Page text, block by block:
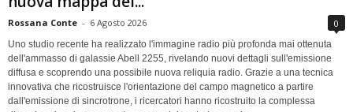
Rossana Conte - 6 Agosto 2026 0
Uno studio recente ha realizzato l'immagine radio più profonda mai ottenuta
dell'ammasso di galassie Abell 2255, rivelando nuovi dettagli sull'emissione
diffusa e scoprendo una possibile nuova reliquia radio. Grazie a una tecnica
innovativa che ricostruisce l'orientazione del campo magnetico a partire
dall'emissione di sincrotrone, i ricercatori hanno ricostruito la complessa